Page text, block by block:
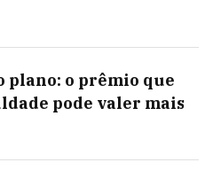
plano: o prêmio que
pode valer mais